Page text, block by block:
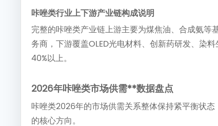
咔唑类行业上下游产业链构成说明
完整的咔唑类产业链上游主要为煤焦油、合成氨
务商，下游覆盖OLED光电材料、创新药研发、染
40%以上。
2026年咔唑类市场供需**数据盘点
咔唑类2026年的市场供需关系整体保持紧平衡状
的核心方向。